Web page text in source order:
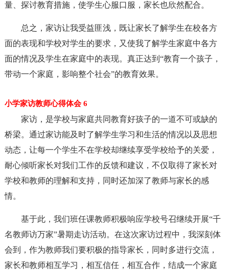
量、探讨教育措施，使学生心服口服，家长也欣然配合。
总之，家访让我受益匪浅，既让家长了解学生在校各方
面的表现和学校对学生的要求，又使我了解学生家庭中各方
面的情况及学生在家庭中的表现。真正达到“教育一个孩子，
带动一个家庭，影响整个社会”的教育效果。
小学家访教师心得体会 6
家访，是学校与家庭共同教育好孩子的一道不可或缺的
桥梁。通过家访能及时了解学生学习和生活的情况以及思想
动态，让每一个学生不在学校却继续享受学校给予的关爱，
耐心倾听家长对我们工作的反馈和建议，不仅取得了家长对
学校和教师的理解和支持，同时还加深了教师与家长的感
情。
基于此，我们班任课教师积极响应学校号召继续开展“千
名教师访万家”暑期走访活动。在这次家访过程中，我深刻体
会到，作为教师我们要积极的指导家长，同时多进行交流，
家长和教师相互学习，相互信任，相互合作，结成一个家庭